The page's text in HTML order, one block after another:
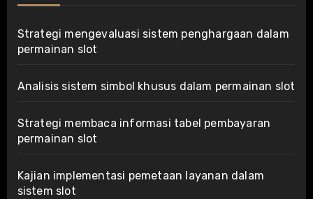
Strategi mengevaluasi sistem penghargaan dalam
permainan slot
Analisis sistem simbol khusus dalam permainan slot
Strategi membaca informasi tabel pembayaran
permainan slot
Kajian implementasi pemetaan layanan dalam
sistem slot